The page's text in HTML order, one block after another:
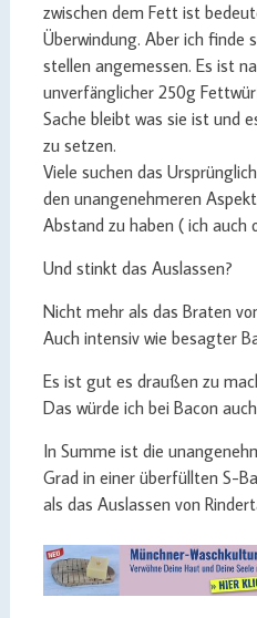
zwischen dem Fett ist
Überwindung. Aber ich finde
stellen angemessen. Es ist
unverfänglicher 250g
Sache bleibt was sie ist und
zu setzen.
Viele suchen das
den unangenehmeren
Abstand zu haben ( ich auch
Und stinkt das Auslassen?
Nicht mehr als das Braten
Auch intensiv wie besagter
Es ist gut es draußen zu
Das würde ich bei Bacon
In Summe ist die
Grad in einer überfüllten S-
als das Auslassen von